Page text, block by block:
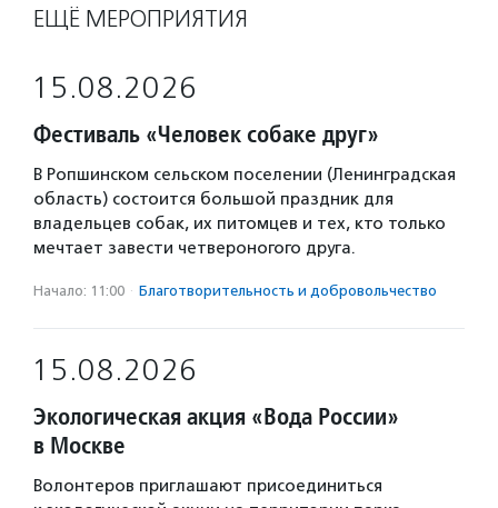
ЕЩЁ МЕРОПРИЯТИЯ
15.08.2026
Фестиваль «Человек собаке друг»
В Ропшинском сельском поселении (Ленинградская
область) состоится большой праздник для
владельцев собак, их питомцев и тех, кто только
мечтает завести четвероногого друга.
Начало: 11:00 · Благотвори­тель­ность и доброволь­чест­во
15.08.2026
Экологическая акция «Вода России»
в Москве
Волонтеров приглашают присоединиться